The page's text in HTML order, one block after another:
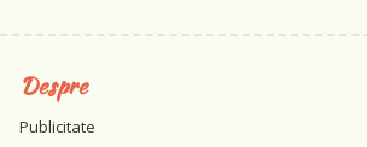
Despre
Publicitate